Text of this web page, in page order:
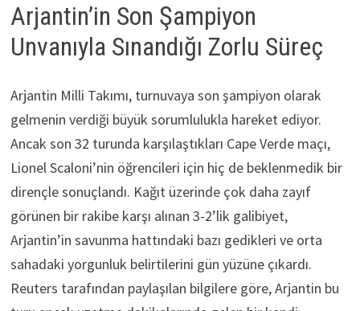
Arjantin’in Son Şampiyon
Unvanıyla Sınandığı Zorlu Süreç
Arjantin Milli Takımı, turnuvaya son şampiyon olarak
gelmenin verdiği büyük sorumlulukla hareket ediyor.
Ancak son 32 turunda karşılaştıkları Cape Verde maçı,
Lionel Scaloni’nin öğrencileri için hiç de beklenmedik bir
dirençle sonuçlandı. Kağıt üzerinde çok daha zayıf
görünen bir rakibe karşı alınan 3-2’lik galibiyet,
Arjantin’in savunma hattındaki bazı gedikleri ve orta
sahadaki yorgunluk belirtilerini gün yüzüne çıkardı.
Reuters tarafından paylaşılan bilgilere göre, Arjantin bu